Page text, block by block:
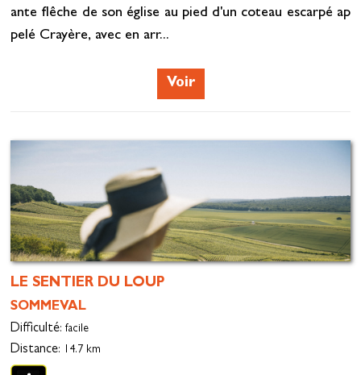
ante flêche de son église au pied d'un coteau escarpé ap
pelé Crayère, avec en arr...
Voir
LE SENTIER DU LOUP
SOMMEVAL
Difficulté: facile
Distance: 14.7 km